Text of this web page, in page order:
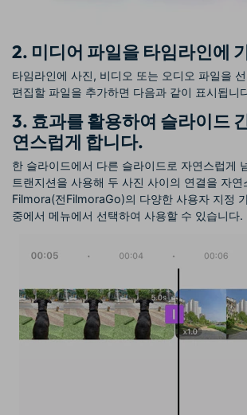
2. 미디어 파일을 타임라인에
타임라인에 사진, 비디오 또는 오디오 파일을
편집할 파일을 추가하면 다음과 같이 표시됩니
3. 효과를 활용하여 슬라이드
연스럽게 합니다.
한 슬라이드에서 다른 슬라이드로 자연스럽게
트랜지션을 사용해 두 사진 사이의 연결을 자연
Filmora(전FilmoraGo)의 다양한 사용자 지정
중에서 메뉴에서 선택하여 사용할 수 있습니다.